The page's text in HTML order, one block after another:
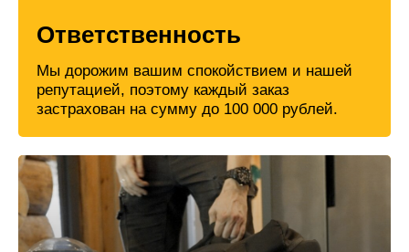
Ответственность
Мы дорожим вашим спокойствием и нашей
репутацией, поэтому каждый заказ
застрахован на сумму до 100 000 рублей.